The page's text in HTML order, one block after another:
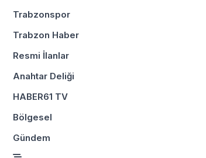
Trabzonspor
Trabzon Haber
Resmi İlanlar
Anahtar Deliği
HABER61 TV
Bölgesel
Gündem